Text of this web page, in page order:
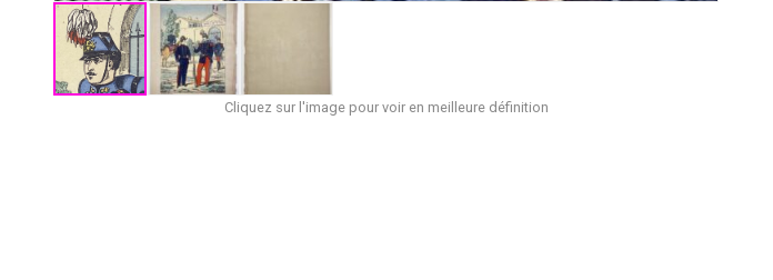
Cliquez sur l'image pour voir en meilleure définition